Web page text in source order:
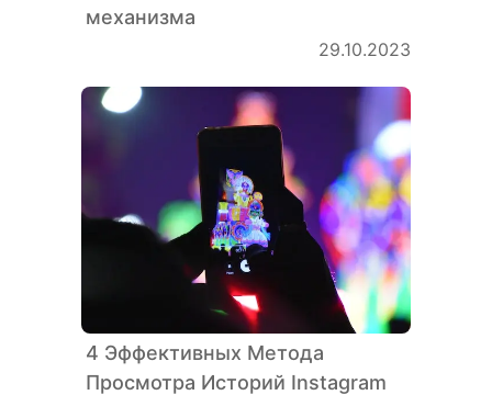
механизма
29.10.2023
4 Эффективных Метода
Просмотра Историй Instagram